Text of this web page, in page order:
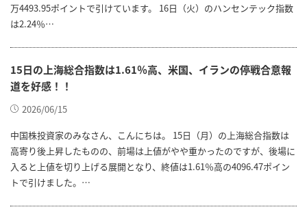
万4493.95ポイントで引けています。 16日（火）のハンセンテック指数
は2.24％…
15日の上海総合指数は1.61％高、米国、イランの停戦合意報
道を好感！！
2026/06/15
中国株投資家のみなさん、こんにちは。 15日（月）の上海総合指数は
高寄り後上昇したものの、前場は上値がやや重かったのですが、後場に
入ると上値を切り上げる展開となり、終値は1.61％高の4096.47ポイン
トで引けました。…